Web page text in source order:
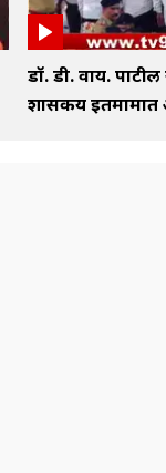
डॉ. डी. वाय.
शासकीय